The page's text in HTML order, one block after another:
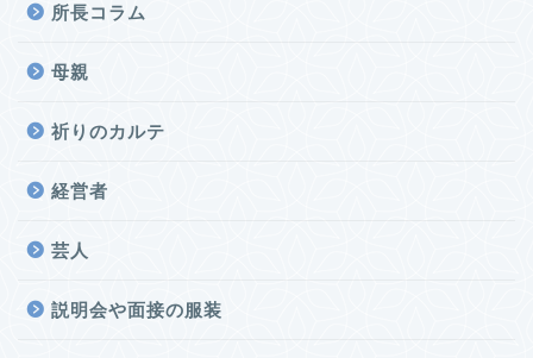
所長コラム
母親
祈りのカルテ
経営者
芸人
説明会や面接の服装